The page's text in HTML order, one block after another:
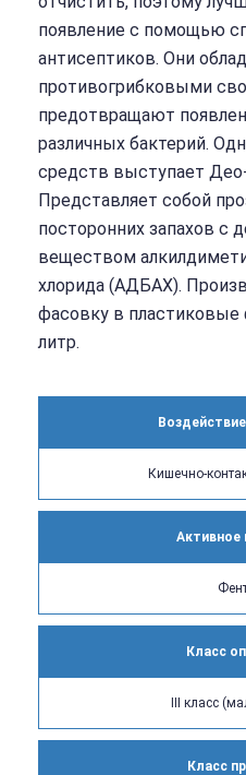
появление с помощью
антисептиков. Они
противогрибковыми
предотвращают
различных бактерий.
средств выступает
Представляет собой
посторонних запахов с
веществом
хлорида (АДБАХ).
фасовку в
литр.
Кишечно-
Активное
Класс
III класс
Класс